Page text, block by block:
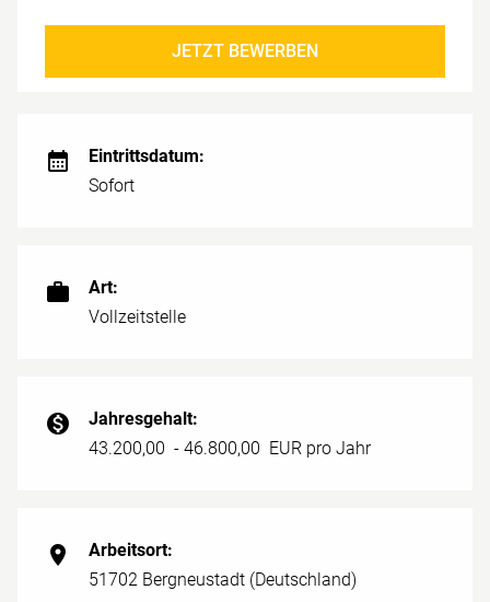
JETZT BEWERBEN
Eintrittsdatum:
Sofort
Art:
Vollzeitstelle
Jahresgehalt:
43.200,00 - 46.800,00 EUR pro Jahr
Arbeitsort:
51702 Bergneustadt (Deutschland)